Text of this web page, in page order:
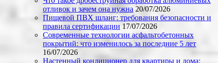
отливок и зачем она нужна 20/07/2026
Пищевой ПВХ шланг: требования безопасности и
правила сертификации 17/07/2026
Современные технологии асфальтобетонных
покрытий: что изменилось за последние 5 лет
16/07/2026
Настенный кондиционер для квартиры и дома: